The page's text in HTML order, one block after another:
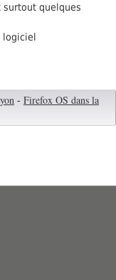
surtout quelques
logiciel
- Firefox OS dans la